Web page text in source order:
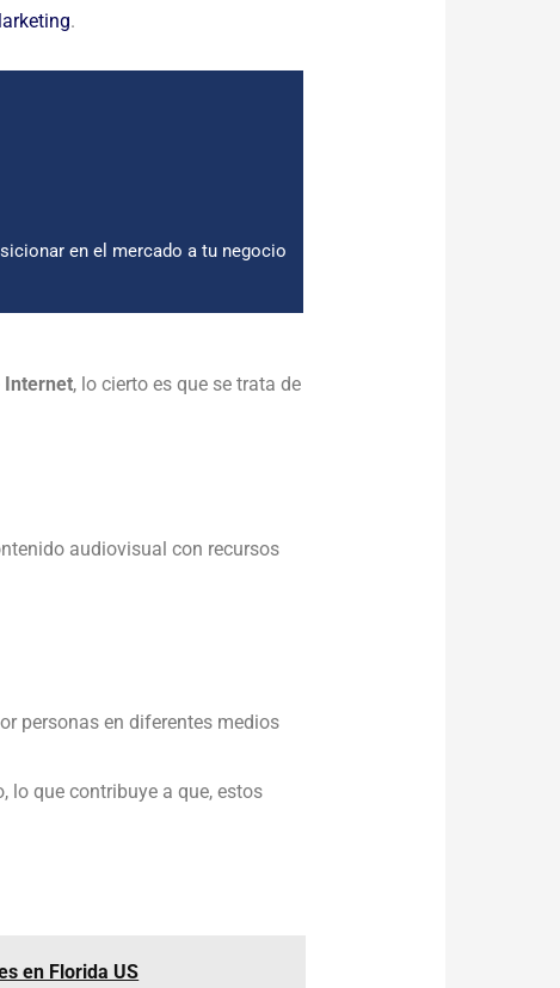
.
en el mercado a tu negocio
Internet, lo cierto es que se trata de
audiovisual con recursos
personas en diferentes medios
lo que contribuye a que, estos
en Florida US